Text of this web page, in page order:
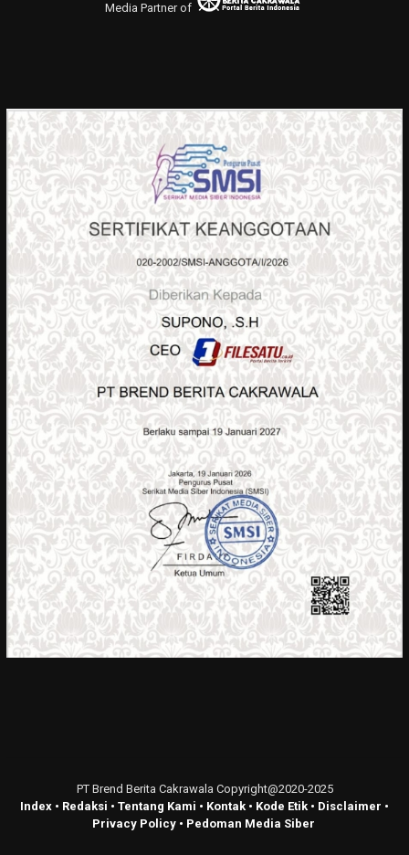
Media Partner of
PT Brend Berita Cakrawala Copyright@2020-2025
Index • Redaksi • Tentang Kami • Kontak • Kode Etik • Disclaimer •
Privacy Policy• Pedoman Media Siber